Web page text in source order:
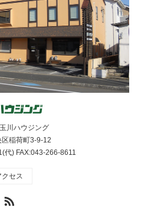
川ハウジング
稲荷町3-9-12
代) FAX:043-266-8611
クセス